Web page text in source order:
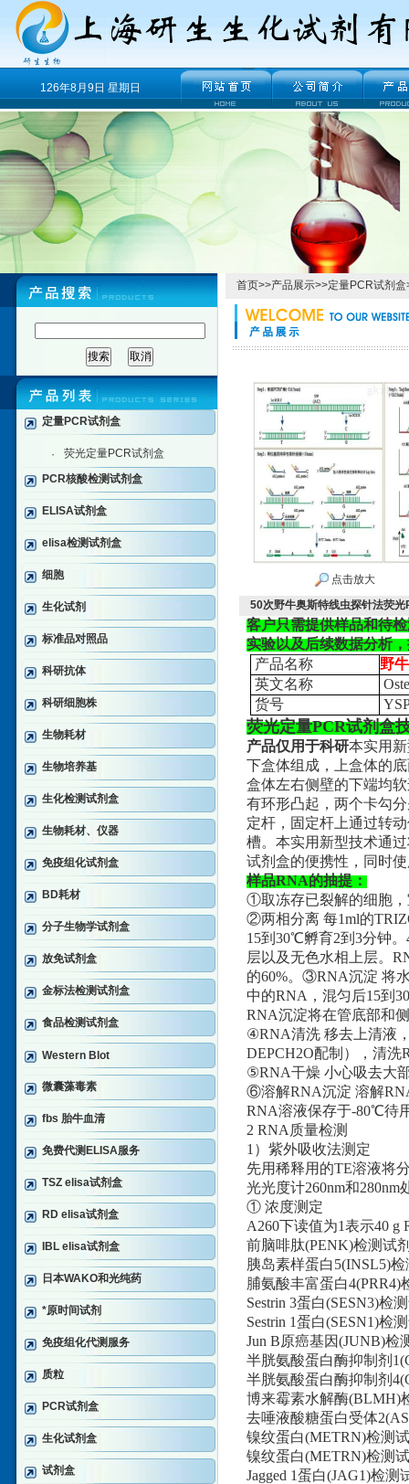
126年8月9日 星期日
定量PCR试剂盒
·
荧光定量PCR试剂盒
PCR核酸检测试剂盒
ELISA试剂盒
elisa检测试剂盒
细胞
生化试剂
标准品对照品
科研抗体
科研细胞株
生物耗材
生物培养基
生化检测试剂盒
生物耗材、仪器
免疫组化试剂盒
BD耗材
分子生物学试剂盒
放免试剂盒
金标法检测试剂盒
食品检测试剂盒
Western Blot
微囊藻毒素
fbs 胎牛血清
免费代测ELISA服务
TSZ elisa试剂盒
RD elisa试剂盒
IBL elisa试剂盒
日本WAKO和光纯药
*原时间试剂
免疫组化代测服务
质粒
PCR试剂盒
生化试剂盒
试剂盒
首页>>产品展示>>定量PCR试剂盒
点击放大
50次野牛奥斯特线虫探针法荧
客户只需提供样品和待
实验以及后续数据分析
产品名称
野
英文名称
货号
荧光定量PCR试剂盒
产品仅用于科研本实用
下盒体组成，上盒体的
盒体左右侧壁的下端均
有环形凸起，两个卡勾
定杆，固定杆上通过转
槽。本实用新型技术通
试剂盒的便携性，同时
样品RNA的抽提：
①取冻存已裂解的细胞
②两相分离 每1ml的
15到30℃孵育2到3分钟
层以及无色水相上层。
的60%。③RNA沉淀 将
中的RNA，混匀后15到
RNA沉淀将在管底部和
④RNA清洗 移去上清液
DEPCH2O配制），清
⑤RNA干燥 小心吸去大
⑥溶解RNA沉淀 溶解
RNA溶液保存于-80℃待
2 RNA质量检测
1）紫外吸收法测定
先用稀释用的TE溶液将
光光度计260nm和
① 浓度测定
A260下读值为1表示40 g
前脑啡肽(PENK)检测
胰岛素样蛋白5(INSL5)
脯氨酸丰富蛋白
Sestrin 3蛋白(SESN3)
Sestrin 1蛋白(SESN1)
Jun B原癌基因(JUNB)
半胱氨酸蛋白酶抑制剂
半胱氨酸蛋白酶抑制剂
博来霉素水解酶
去唾液酸糖蛋白受体
镍纹蛋白(METRN)检
镍纹蛋白(METRN)检测
Jagged 1蛋白(JAG1)检